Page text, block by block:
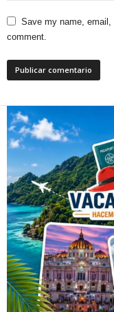
Save my name,
comment.